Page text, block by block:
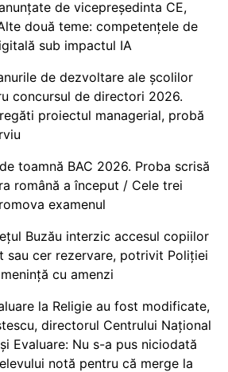
de vicepreședinta CE,
două teme: competențele de
sub impactul IA
de dezvoltare ale școlilor
concursul de directori 2026.
proiectul managerial, probă
toamnă BAC 2026. Proba scrisă
română a început / Cele trei
examenul
Buzău interzic accesul copiilor
sau cer rezervare, potrivit Poliției
cu amenzi
la Religie au fost modificate,
directorul Centrului Național
Evaluare: Nu s-a pus niciodată
notă pentru că merge la